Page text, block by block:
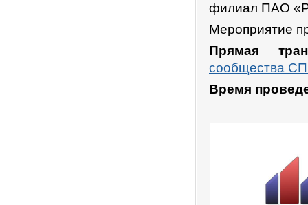
филиал ПАО
Мероприятие
Прямая
сообщества
Время